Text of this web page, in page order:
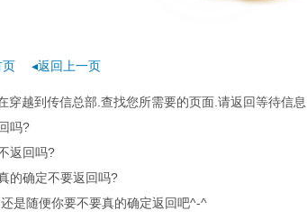
页 ◂返回上一页
穿越到传信总部.查找您所需要的页面.请返回等待信息..
吗?
返回吗?
的确定不要返回吗?
是随便你要不要真的确定返回吧^-^